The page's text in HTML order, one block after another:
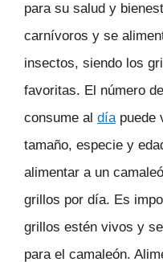
para su salud y
carnívoros y se
insectos, siendo los
favoritas. El número
consume al díapuede
tamaño, especie y
alimentar a un
grillos por día. Es
grillos estén vivos y
para el camaleón.